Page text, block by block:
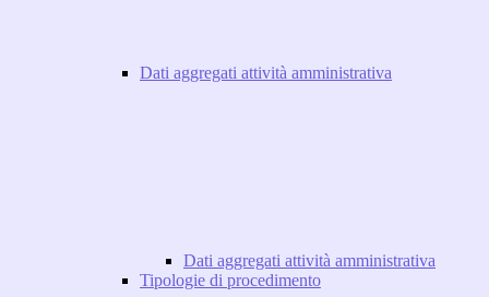
Dati aggregati attività amministrativa
Dati aggregati attività amministrativa
Tipologie di procedimento